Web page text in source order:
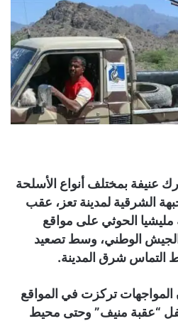
عنيفة بمختلف أنواع الأسلحة
الشرقية لمدينة تعز، عقب
الحوثي على مواقع
الوطني، وسط تصعيد
شرق المدينة.
المواجهات تركزت في المواقع
“عقبة منيف” وحتى محيط